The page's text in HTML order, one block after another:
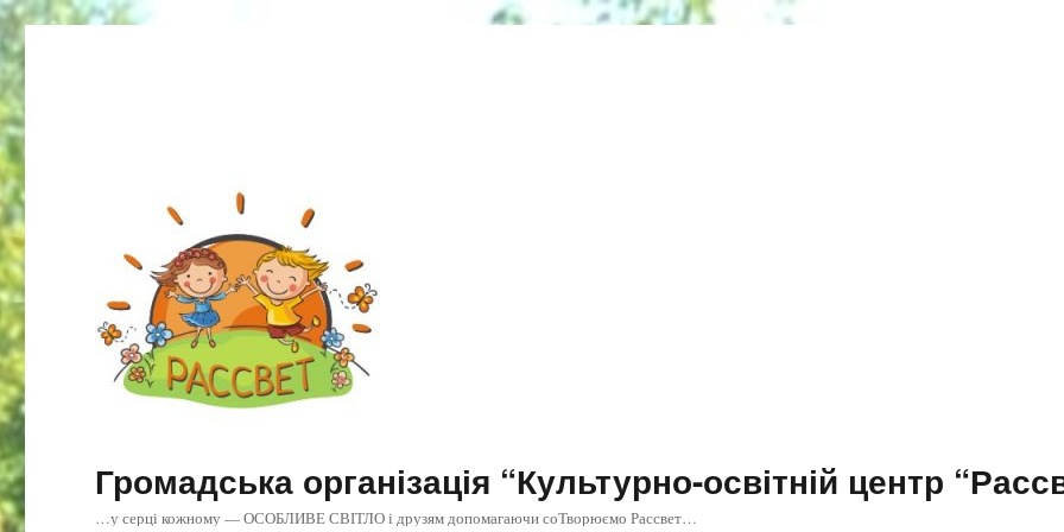
Громадська організація “Культурно-освітній центр
…у серці кожному — ОСОБЛИВЕ СВІТЛО і друзям допомагаючи соТворюємо Рассвет…